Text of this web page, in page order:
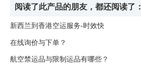
阅读了此产品的朋友，都还阅读了：
新西兰到香港空运服务-时效快
在线询价与下单？
航空禁运品与限制运品有哪些？